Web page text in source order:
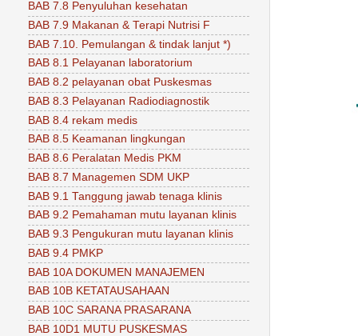
BAB 7.8 Penyuluhan kesehatan
BAB 7.9 Makanan & Terapi Nutrisi F
BAB 7.10. Pemulangan & tindak lanjut *)
BAB 8.1 Pelayanan laboratorium
BAB 8.2 pelayanan obat Puskesmas
BAB 8.3 Pelayanan Radiodiagnostik
BAB 8.4 rekam medis
BAB 8.5 Keamanan lingkungan
BAB 8.6 Peralatan Medis PKM
BAB 8.7 Managemen SDM UKP
BAB 9.1 Tanggung jawab tenaga klinis
BAB 9.2 Pemahaman mutu layanan klinis
BAB 9.3 Pengukuran mutu layanan klinis
BAB 9.4 PMKP
BAB 10A DOKUMEN MANAJEMEN
BAB 10B KETATAUSAHAAN
BAB 10C SARANA PRASARANA
BAB 10D1 MUTU PUSKESMAS